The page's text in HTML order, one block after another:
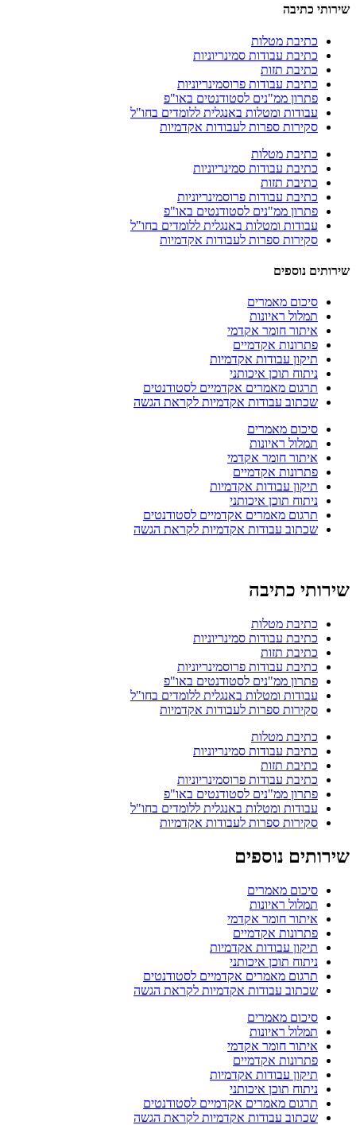
שירותי כתיבה
כתיבת מטלות
כתיבת עבודות סמינריוניות
כתיבת תזות
כתיבת עבודות פרוסמינריוניות
פתרון ממ"נים לסטודנטים באו"פ
עבודות ומטלות באנגלית ללומדים בחו"ל
סקירות ספרות לעבודות אקדמיות
כתיבת מטלות
כתיבת עבודות סמינריוניות
כתיבת תזות
כתיבת עבודות פרוסמינריוניות
פתרון ממ"נים לסטודנטים באו"פ
עבודות ומטלות באנגלית ללומדים בחו"ל
סקירות ספרות לעבודות אקדמיות
שירותים נוספים
סיכום מאמרים
תמלול ראיונות
איתור חומר אקדמי
פתרונות אקדמיים
תיקון עבודות אקדמיות
ניתוח תוכן איכותני
תרגום מאמרים אקדמיים לסטודנטים
שכתוב עבודות אקדמיות לקראת הגשה
סיכום מאמרים
תמלול ראיונות
איתור חומר אקדמי
פתרונות אקדמיים
תיקון עבודות אקדמיות
ניתוח תוכן איכותני
תרגום מאמרים אקדמיים לסטודנטים
שכתוב עבודות אקדמיות לקראת הגשה
שירותי כתיבה
כתיבת מטלות
כתיבת עבודות סמינריוניות
כתיבת תזות
כתיבת עבודות פרוסמינריוניות
פתרון ממ"נים לסטודנטים באו"פ
עבודות ומטלות באנגלית ללומדים בחו"ל
סקירות ספרות לעבודות אקדמיות
כתיבת מטלות
כתיבת עבודות סמינריוניות
כתיבת תזות
כתיבת עבודות פרוסמינריוניות
פתרון ממ"נים לסטודנטים באו"פ
עבודות ומטלות באנגלית ללומדים בחו"ל
סקירות ספרות לעבודות אקדמיות
שירותים נוספים
סיכום מאמרים
תמלול ראיונות
איתור חומר אקדמי
פתרונות אקדמיים
תיקון עבודות אקדמיות
ניתוח תוכן איכותני
תרגום מאמרים אקדמיים לסטודנטים
שכתוב עבודות אקדמיות לקראת הגשה
סיכום מאמרים
תמלול ראיונות
איתור חומר אקדמי
פתרונות אקדמיים
תיקון עבודות אקדמיות
ניתוח תוכן איכותני
תרגום מאמרים אקדמיים לסטודנטים
שכתוב עבודות אקדמיות לקראת הגשה